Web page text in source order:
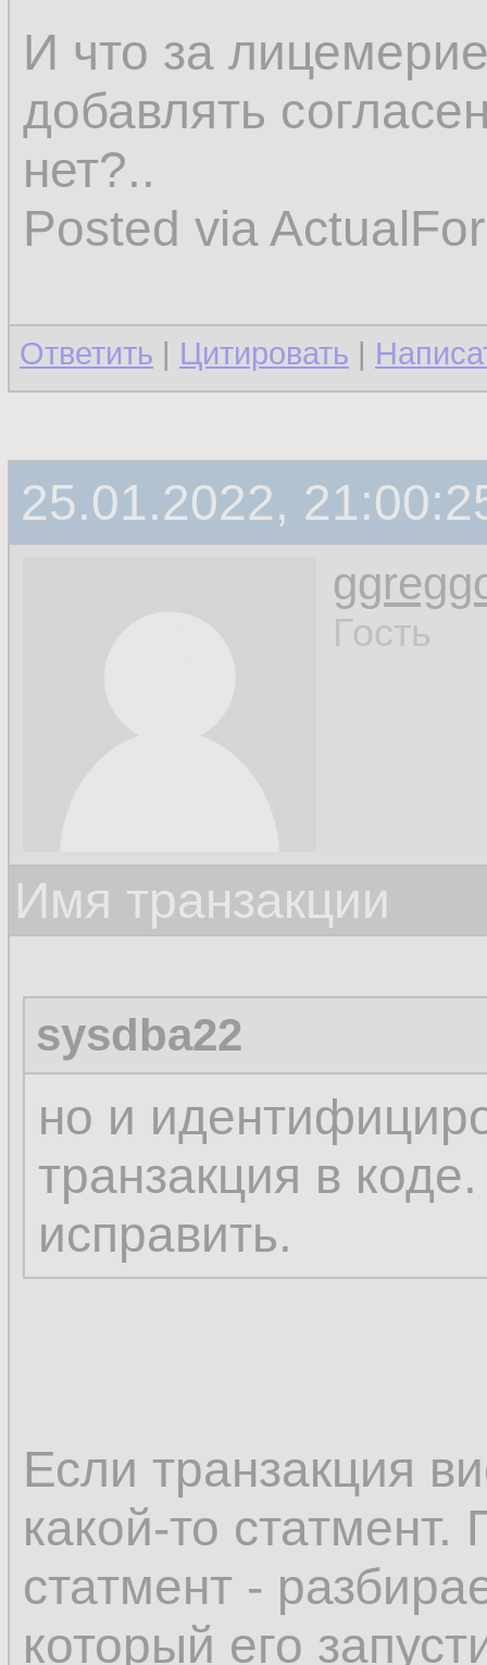
И что за
добавлять
нет?..
Posted via
Ответить | Цитировать |
25.01.2022,
Гость
Имя транзакции
sysdba22
но и
транзакция в
исправить.
Если транзакция
какой-то
статмент -
который его